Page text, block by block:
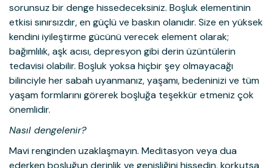
sorunsuz bir denge hissedeceksiniz. Boşluk elementinin
etkisi sınırsızdır, en güçlü ve baskın olanıdır. Size en yüksek
kendini iyileştirme gücünü verecek element olarak;
bağımlılık, aşk acısı, depresyon gibi derin üzüntülerin
tedavisi olabilir. Boşluk yoksa hiçbir şey olmayacağı
bilinciyle her sabah uyanmanız, yaşamı, bedeninizi ve tüm
yaşam formlarını görerek boşluğa teşekkür etmeniz çok
önemlidir.
Nasıl dengelenir?
Mavi renginden uzaklaşmayın. Meditasyon veya dua
ederken boşluğun derinlik ve genişliğini hissedin, korkutsa